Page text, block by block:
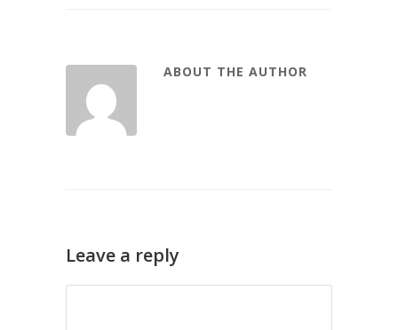
ABOUT THE AUTHOR
Leave a reply